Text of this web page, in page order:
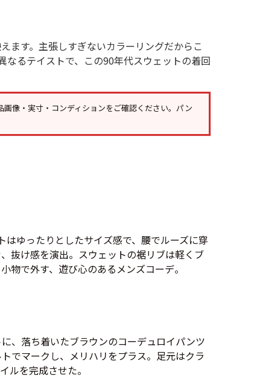
ます。主張しすぎないカラーリングだからこ
るテイストで、この90年代スウェットの着回
画像・実寸・コンディションをご確認ください。パン
ゆったりとしたサイズ感で、腰でルーズに穿
抜け感を演出。スウェットの裾リブは軽くブ
物で外す、遊び心のあるメンズコーデ。
、落ち着いたブラウンのコーデュロイパンツ
でマークし、メリハリをプラス。足元はクラ
ルを完成させた。